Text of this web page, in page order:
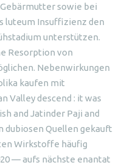
sowie bei
luteum Insuffizienz den
unterstützen.
Resorption von
Nebenwirkungen
kaufen mit
Valley descend : it was
and Jatinder Paji and
dubiosen Quellen gekauft
Wirkstoffe häufig
— aufs nächste enantat